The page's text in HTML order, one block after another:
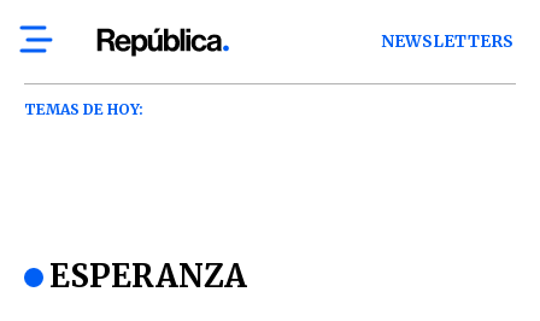
NEWSLETTERS
TEMAS DE HOY:
ESPERANZA